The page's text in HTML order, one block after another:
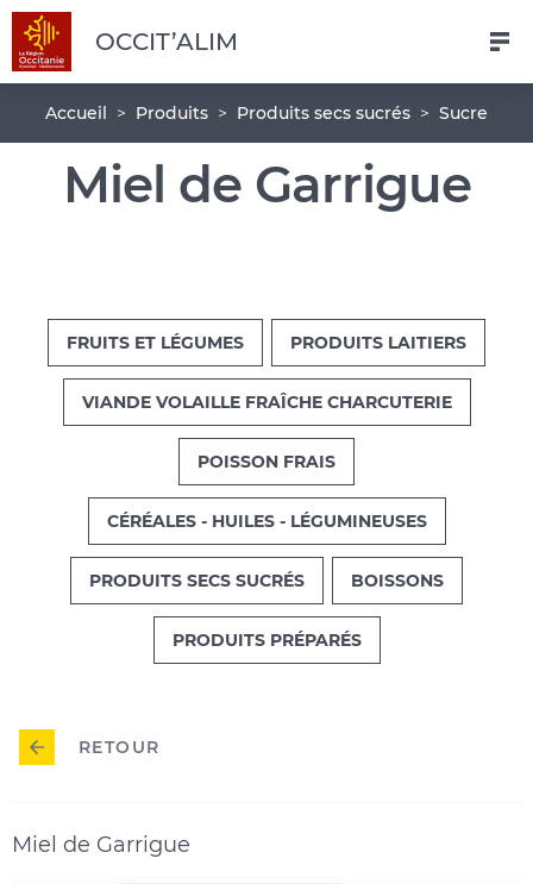
Navigation
Aller
au
contenu
principal
Pied
de
page
OCCIT’ALIM
Miel de Garrigue
d'Ariane
Accueil Produits Produits secs sucrés Sucre
FRUITS ET LÉGUMES PRODUITS LAITIERS
VIANDE VOLAILLE FRAÎCHE CHARCUTERIE
POISSON FRAIS
CÉRÉALES - HUILES - LÉGUMINEUSES
PRODUITS SECS SUCRÉS BOISSONS
PRODUITS PRÉPARÉS
RETOUR
Miel de Garrigue